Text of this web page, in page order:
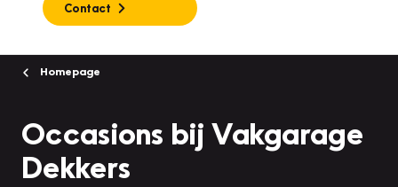
Contact
Homepage
Occasions bij Vakgarage
Dekkers